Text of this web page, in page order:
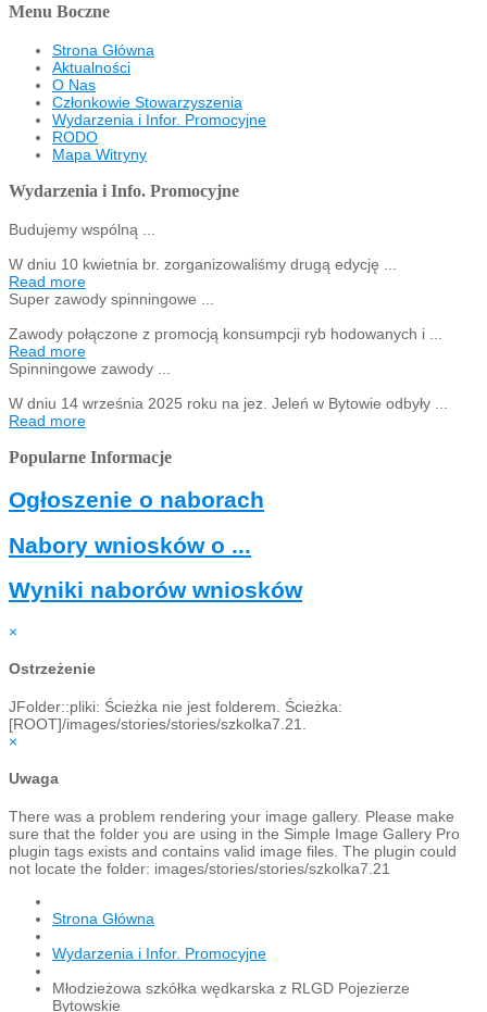
Menu Boczne
Strona Główna
Aktualności
O Nas
Członkowie Stowarzyszenia
Wydarzenia i Infor. Promocyjne
RODO
Mapa Witryny
Wydarzenia i Info. Promocyjne
Budujemy wspólną ...
W dniu 10 kwietnia br. zorganizowaliśmy drugą edycję ...
Read more
Super zawody spinningowe ...
Zawody połączone z promocją konsumpcji ryb hodowanych i ...
Read more
Spinningowe zawody ...
W dniu 14 września 2025 roku na jez. Jeleń w Bytowie odbyły ...
Read more
Popularne Informacje
Ogłoszenie o naborach
Nabory wniosków o ...
Wyniki naborów wniosków
×
Ostrzeżenie
JFolder::pliki: Ścieżka nie jest folderem. Ścieżka:
[ROOT]/images/stories/stories/szkolka7.21.
×
Uwaga
There was a problem rendering your image gallery. Please make
sure that the folder you are using in the Simple Image Gallery Pro
plugin tags exists and contains valid image files. The plugin could
not locate the folder: images/stories/stories/szkolka7.21
Strona Główna
Wydarzenia i Infor. Promocyjne
Młodzieżowa szkółka wędkarska z RLGD Pojezierze
Bytowskie